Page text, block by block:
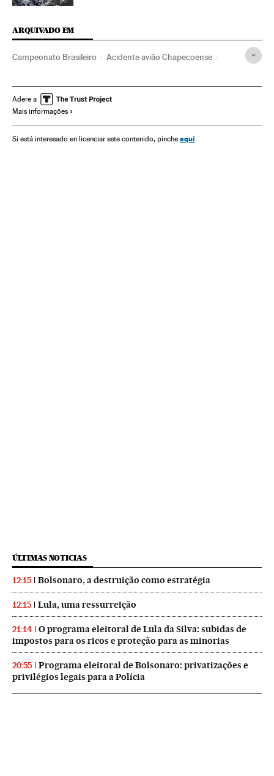
ARQUIVADO EM
Campeonato Brasileiro Acidente avião Chapecoense
América do Sul América Latina
Final Copa Libertadores
Copa Libertadores 2017 Copa Libertadores Futebol
Adere a
Mais informações
Si está interesado en licenciar este contenido, pinche aquí
ÚLTIMAS NOTICIAS
12:15 Bolsonaro, a destruição como estratégia
12:15 Lula, uma ressurreição
21:14
O programa eleitoral de Lula da Silva: subidas de
impostos para os ricos e proteção para as minorias
20:55
Programa eleitoral de Bolsonaro: privatizações e
privilégios legais para a Polícia